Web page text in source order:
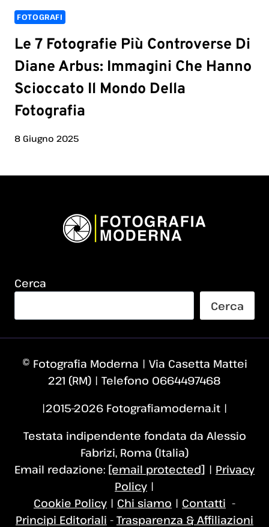
FOTOGRAFI
Le 7 Fotografie Più Controverse Di
Diane Arbus: Immagini Che Hanno
Scioccato Il Mondo Della
Fotografia
8 Giugno 2025
Cerca
Cerca
© Fotografia Moderna | Via Casetta Mattei
221 (RM) | Telefono 0664497468
|2015–2026 Fotografiamoderna.it |
Testata indipendente fondata da Alessio
Fabrizi, Roma (Italia)
Email redazione: [email protected] | Privacy
Policy |
Cookie Policy | Chi siamo | Contatti -
Principi Editoriali - Trasparenza & Affiliazioni